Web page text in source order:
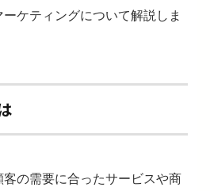
ケティングについて解説しま
の需要に合ったサービスや商